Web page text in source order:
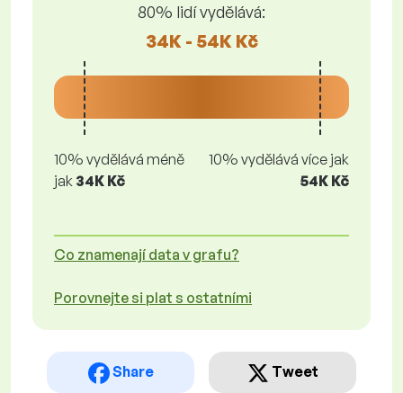
80% lidí vydělává:
34K - 54K Kč
10% vydělává méně
jak 34K Kč
10% vydělává více jak
54K Kč
Co znamenají data v grafu?
Porovnejte si plat s ostatními
Share Tweet